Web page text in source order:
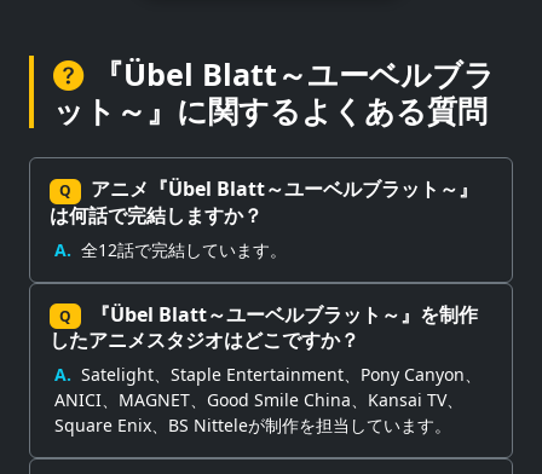
『Übel Blatt～ユーベルブラ
ット～』に関するよくある質問
Q
アニメ『Übel Blatt～ユーベルブラット～』
は何話で完結しますか？
A. 全12話で完結しています。
Q
『Übel Blatt～ユーベルブラット～』を制作
したアニメスタジオはどこですか？
A. Satelight、Staple Entertainment、Pony Canyon、
ANICI、MAGNET、Good Smile China、Kansai TV、
Square Enix、BS Nitteleが制作を担当しています。